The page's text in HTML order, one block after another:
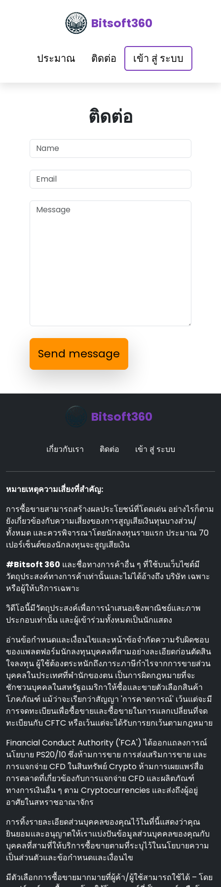
Bitsoft360
ประมาณ ติดต่อ เข้า สู่ ระบบ
ติดต่อ
Send message
Bitsoft360
เกี่ยวกับเรา ติดต่อ เข้า สู่ ระบบ
หมายเหตุความเสี่ยงที่สําคัญ:
การซื้อขายสามารถสร้างผลประโยชน์ที่โดดเด่น อย่างไรก็ตาม
ยังเกี่ยวข้องกับความเสี่ยงของการสูญเสียเงินทุนบางส่วน/
ทั้งหมด และควรพิจารณาโดยนักลงทุนรายแรก ประมาณ 70
เปอร์เซ็นต์ของนักลงทุนจะสูญเสียเงิน
#Bitsoft 360 และชื่อทางการค้าอื่น ๆ ที่ใช้บนเว็บไซต์มี
วัตถุประสงค์ทางการค้าเท่านั้นและไม่ได้อ้างถึง บริษัท เฉพาะ
หรือผู้ให้บริการเฉพาะ
วิดีโอนี้มีวัตถุประสงค์เพื่อการนําเสนอเชิงพาณิชย์และภาพ
ประกอบเท่านั้น และผู้เข้าร่วมทั้งหมดเป็นนักแสดง
อ่านข้อกําหนดและเงื่อนไขและหน้าข้อจํากัดความรับผิดชอบ
ของแพลตฟอร์มนักลงทุนบุคคลที่สามอย่างละเอียดก่อนตัดสิน
ใจลงทุน ผู้ใช้ต้องตระหนักถึงภาระภาษีกําไรจากการขายส่วน
บุคคลในประเทศที่พํานักของตน เป็นการผิดกฎหมายที่จะ
ชักชวนบุคคลในสหรัฐอเมริกาให้ซื้อและขายตัวเลือกสินค้า
โภคภัณฑ์ แม้ว่าจะเรียกว่าสัญญา 'การคาดการณ์' เว้นแต่จะมี
การจดทะเบียนเพื่อซื้อขายและซื้อขายในการแลกเปลี่ยนที่จด
ทะเบียนกับ CFTC หรือเว้นแต่จะได้รับการยกเว้นตามกฎหมาย
Financial Conduct Authority ('FCA') ได้ออกแถลงการณ์
นโยบาย PS20/10 ซึ่งห้ามการขาย การส่งเสริมการขาย และ
การแจกจ่าย CFD ในสินทรัพย์ Crypto ห้ามการเผยแพร่สื่อ
การตลาดที่เกี่ยวข้องกับการแจกจ่าย CFD และผลิตภัณฑ์
ทางการเงินอื่น ๆ ตาม Cryptocurrencies และส่งถึงผู้อยู่
อาศัยในสหราชอาณาจักร
การทิ้งรายละเอียดส่วนบุคคลของคุณไว้ในที่นี้แสดงว่าคุณ
ยินยอมและอนุญาตให้เราแบ่งปันข้อมูลส่วนบุคคลของคุณกับ
บุคคลที่สามที่ให้บริการซื้อขายตามที่ระบุไว้ในนโยบายความ
เป็นส่วนตัวและข้อกําหนดและเงื่อนไข
มีตัวเลือกการซื้อขายมากมายที่ผู้ค้า/ผู้ใช้สามารถใช้ได้ – โดย